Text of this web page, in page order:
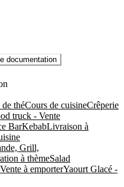
documentation
théCours de cuisineCrêperie
truck - Vente
BarKebabLivraison à
Grill,
à thèmeSalad
Vente à emporterYaourt Glacé -